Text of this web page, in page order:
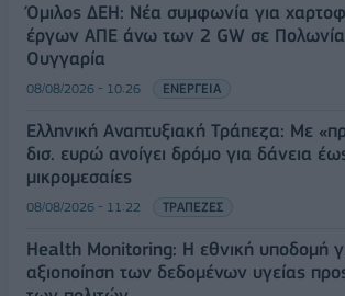
Όμιλος ΔΕΗ: Νέα συμφωνία για
έργων ΑΠΕ άνω των 2 GW σε Πολωνία
Ουγγαρία
08/08/2026 - 10:26 ΕΝΕΡΓΕΙΑ
Ελληνική Αναπτυξιακή Τράπεζα: Με
δισ. ευρώ ανοίγει δρόμο για δάνεια
μικρομεσαίες
08/08/2026 - 11:22 ΤΡΑΠΕΖΕΣ
Health Monitoring: Η εθνική υποδομή
αξιοποίηση των δεδομένων υγείας